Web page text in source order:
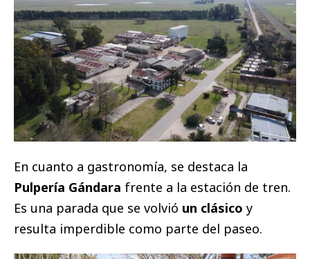
En cuanto a gastronomía, se destaca la
Pulpería Gándara frente a la estación de tren.
Es una parada que se volvió un clásico y
resulta imperdible como parte del paseo.